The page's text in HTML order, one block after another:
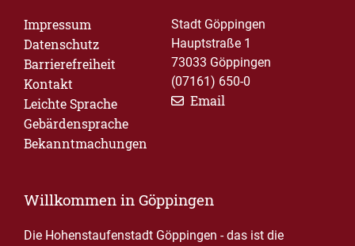
Impressum
Datenschutz
Barrierefreiheit
Kontakt
Leichte Sprache
Gebärdensprache
Bekanntmachungen
Stadt Göppingen
Hauptstraße 1
73033 Göppingen
(07161) 650-0
Email
Willkommen in Göppingen
Die Hohenstaufenstadt Göppingen - das ist die